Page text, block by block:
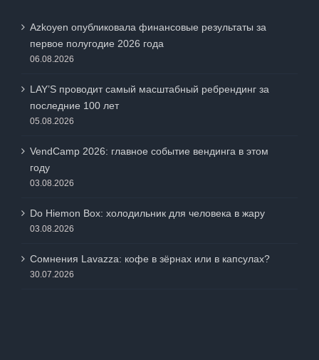
Azkoyen опубликовала финансовые результаты за
первое полугодие 2026 года
06.08.2026
LAY’S проводит самый масштабный ребрендинг за
последние 100 лет
05.08.2026
VendCamp 2026: главное событие вендинга в этом
году
03.08.2026
Do Hiemon Box: холодильник для человека в жару
03.08.2026
Сомнения Lavazza: кофе в зёрнах или в капсулах?
30.07.2026